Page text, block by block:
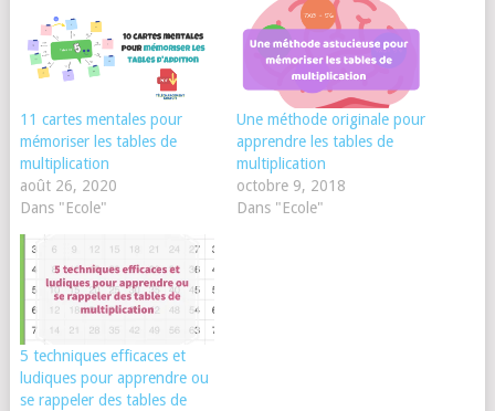
11 cartes mentales pour
mémoriser les tables de
multiplication
août 26, 2020
Dans "Ecole"
Une méthode originale pour
apprendre les tables de
multiplication
octobre 9, 2018
Dans "Ecole"
5 techniques efficaces et
ludiques pour apprendre ou
se rappeler des tables de